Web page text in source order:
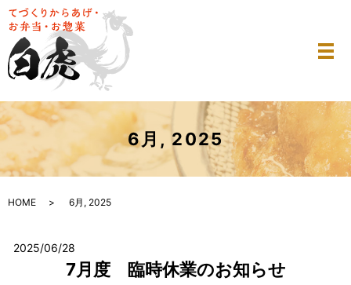
メ
6月, 2025
HOME 6月, 2025
2025/06/28
7月度 臨時休業のお知らせ